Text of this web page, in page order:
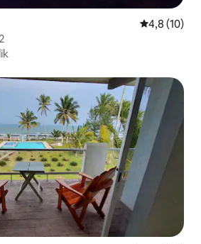
5 üzerinden
4,8 (10)